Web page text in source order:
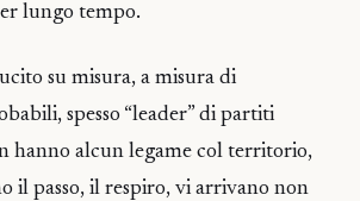
lungo tempo.
su misura, a misura di
spesso “leader” di partiti
hanno alcun legame col territorio,
il passo, il respiro, vi arrivano non